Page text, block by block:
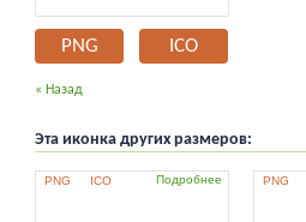
PNG ICO
« Назад
Эта иконка других размеров:
PNG ICO Подробнее PNG